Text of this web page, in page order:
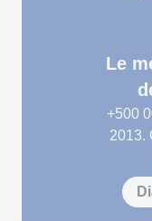
Le
+500
2013.